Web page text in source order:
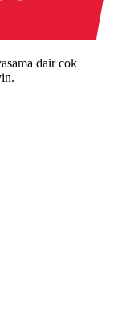
dair cok